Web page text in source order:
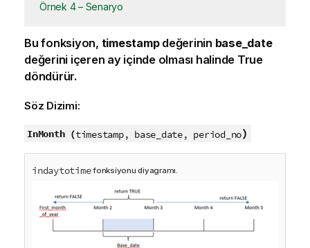
Örnek 4 – Senaryo
Bu fonksiyon, timestampdeğerinin base_date
değerini içeren ay içinde olması halinde True
döndürür.
Söz Dizimi:
InMonth (timestamp, base_date, period_no)
indaytotimefonksiyonu diyagramı.